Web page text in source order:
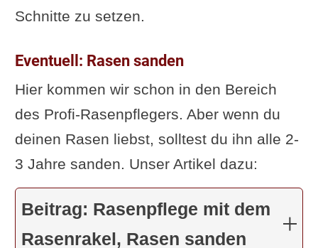
Schnitte zu setzen.
Eventuell: Rasen sanden
Hier kommen wir schon in den Bereich
des Profi-Rasenpflegers. Aber wenn du
deinen Rasen liebst, solltest du ihn alle 2-
3 Jahre sanden. Unser Artikel dazu:
Beitrag: Rasenpflege mit dem
Rasenrakel, Rasen sanden